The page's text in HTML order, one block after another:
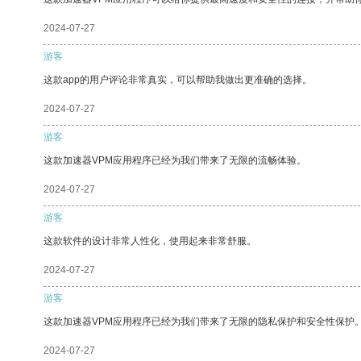
2024-07-27
游客
这款app的用户评论非常真实，可以帮助我做出更准确的选择。
2024-07-27
游客
这款加速器VPM应用程序已经为我们带来了无限的流畅体验。
2024-07-27
游客
这款软件的设计非常人性化，使用起来非常舒服。
2024-07-27
游客
这款加速器VPM应用程序已经为我们带来了无限的隐私保护和安全性保护
2024-07-27